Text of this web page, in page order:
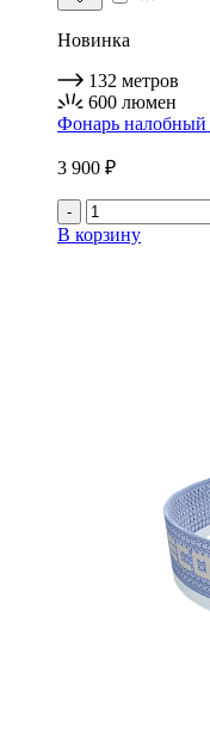
Новинка
132 метров
600 люмен
Фонарь налобный
3 900 ₽
-
В корзину